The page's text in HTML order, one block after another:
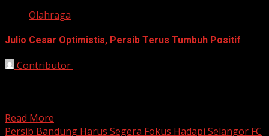
Olahraga
Julio Cesar Optimistis, Persib Terus Tumbuh Positif
Contributor
Read More
Persib Bandung Harus Segera Fokus Hadapi Selangor FC